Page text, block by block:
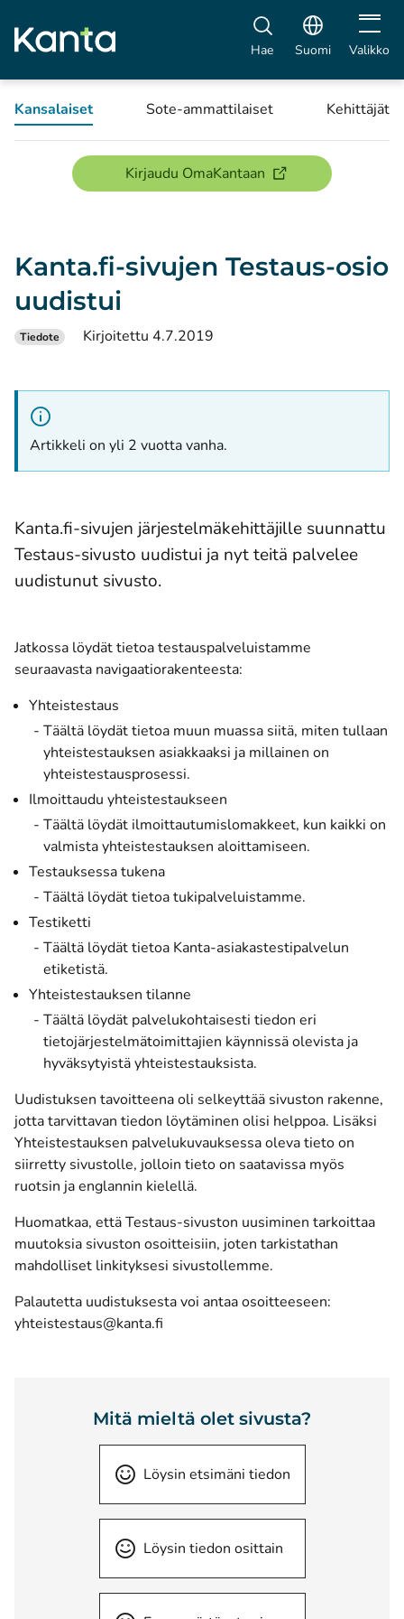
Hae Suomi Avaa
Valikko
Kansalaiset Sote-ammattilaiset Kehittäjät
Kirjaudu OmaKantaan(avautuu uuteen
Kanta.fi-sivujen Testaus-osio
uudistui
Tiedote Kirjoitettu 4.7.2019
Artikkeli on yli 2 vuotta vanha.
Kanta.fi-sivujen järjestelmäkehittäjille suunnattu
Testaus-sivusto uudistui ja nyt teitä palvelee
uudistunut sivusto.
Jatkossa löydät tietoa testauspalveluistamme
seuraavasta navigaatiorakenteesta:
Yhteistestaus
Täältä löydät tietoa muun muassa siitä, miten tullaan
yhteistestauksen asiakkaaksi ja millainen on
yhteistestausprosessi.
Ilmoittaudu yhteistestaukseen
Täältä löydät ilmoittautumislomakkeet, kun kaikki on
valmista yhteistestauksen aloittamiseen.
Testauksessa tukena
Täältä löydät tietoa tukipalveluistamme.
Testiketti
Täältä löydät tietoa Kanta-asiakastestipalvelun
etiketistä.
Yhteistestauksen tilanne
Täältä löydät palvelukohtaisesti tiedon eri
tietojärjestelmätoimittajien käynnissä olevista ja
hyväksytyistä yhteistestauksista.
Uudistuksen tavoitteena oli selkeyttää sivuston rakenne,
jotta tarvittavan tiedon löytäminen olisi helppoa. Lisäksi
Yhteistestauksen palvelukuvauksessa oleva tieto on
siirretty sivustolle, jolloin tieto on saatavissa myös
ruotsin ja englannin kielellä.
Huomatkaa, ettäTestaus-sivuston uusiminen tarkoittaa
muutoksia sivuston osoitteisiin, joten tarkistathan
mahdolliset linkityksesi sivustollemme.
Palautetta uudistuksesta voi antaa osoitteeseen:
yhteistestaus@kanta.fi
Mitä mieltä olet sivusta?
Löysin etsimäni tiedon
Löysin tiedon osittain